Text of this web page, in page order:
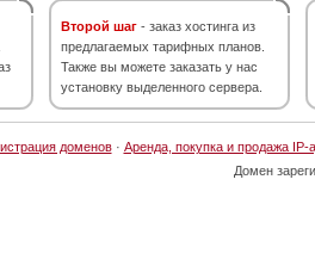
Второй шаг - заказ хостинга из
предлагаемых тарифных планов.
Также вы можете заказать у нас
установку выделенного сервера.
доменов· Аренда, покупка и продажа IP-
Домен